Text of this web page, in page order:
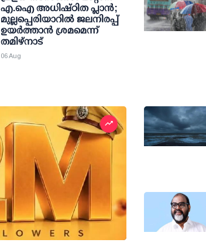
എ.ഐ അധിഷ്ഠിത പ്ലാന്‍;
മുല്ലപ്പെരിയാറില്‍ ജലനിരപ്പ്
ഉയര്‍ത്താന്‍ ശ്രമമെന്ന്
തമിഴ്നാട്
06 Aug